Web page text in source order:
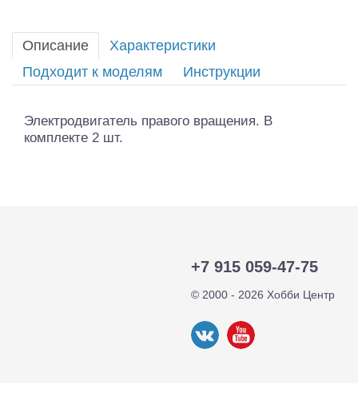
Описание
Характеристики
Подходит к моделям
Инструкции
Электродвигатель правого вращения. В
комплекте 2 шт.
+7 915 059-47-75
© 2000 - 2026 Хобби Центр